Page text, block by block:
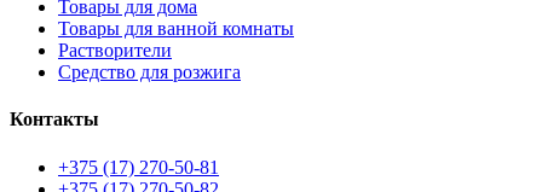
Товары для дома
Товары для ванной комнаты
Растворители
Средство для розжига
Контакты
+375 (17) 270-50-81